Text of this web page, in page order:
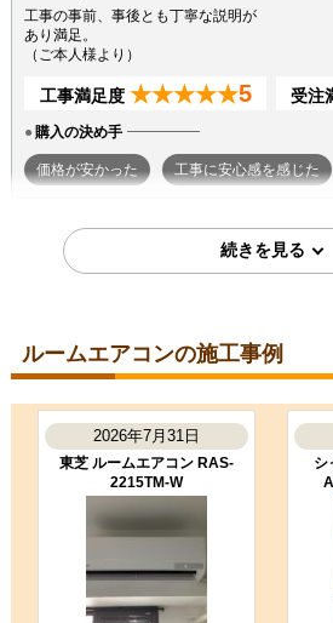
工事の事前、事後とも丁寧な説明が
あり満足。
（ご本人様より）
工事満足度 ★★★★★5 受注
購入の決め手
価格が安かった 工事に安心感を感じた
2026年7月7日
コメント
段取りも良く、エアコン取付後のチ
ても良かったです。ありがとうござ
いました。
（ご本人様より）
工事満足度 ★★★★★ 受
商品選定がしやすかった
工事に安心感を感じた
ルームエアコンの施工事例
2026年7月31日
東芝 ルームエアコン RAS-
2215TM-W
シ